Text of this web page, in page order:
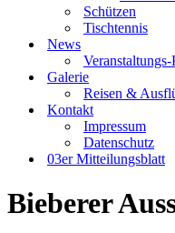
Schützen
Tischtennis
News
Galerie
Reisen &
Kontakt
Impressum
Datenschutz
03er Mitteilungsblatt
Bieberer